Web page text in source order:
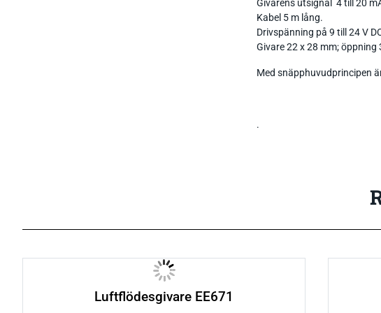
Givarens utsignal 4 till 20
Kabel 5 m lång.
Drivspänning på 9 till 24 V
Givare 22 x 28 mm;
Med snäpphuvudprincipen
.
Luftflödesgivare EE671